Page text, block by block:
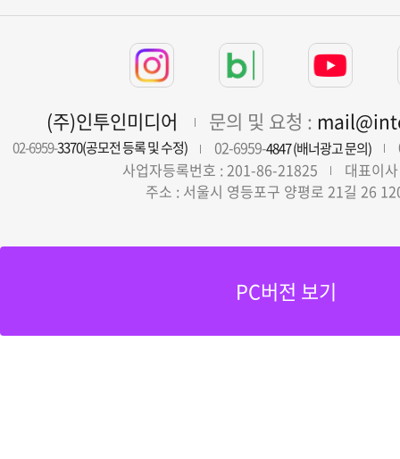
(주)인투인미디어 문의 및 요청 :
02-6959-3370(공모전 등록 및 수정) 02-6959-4847 (배너광고 문의)
사업자등록번호 : 201-86-21825
대표이
주소 : 서울시 영등포구 양평로 21길 26
PC버전 보기